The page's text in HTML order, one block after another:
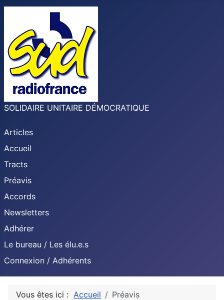
SOLIDAIRE UNITAIRE DÉMOCRATIQUE
Articles
Accueil
Tracts
Préavis
Accords
Newsletters
Adhérer
Le bureau / Les élu.e.s
Connexion / Adhérents
Vous êtes ici : Accueil Préavis